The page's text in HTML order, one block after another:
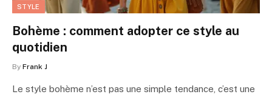
STYLE
Bohème : comment adopter ce style au
quotidien
By Frank J
Le style bohème n’est pas une simple tendance, c’est une